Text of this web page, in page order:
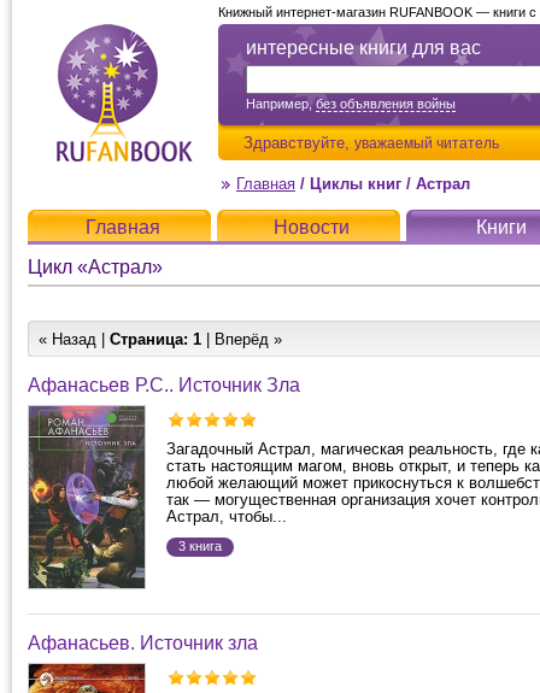
интересные книги для вас
Например,без объявления войны
Здравствуйте, уважаемый читатель
Книжный интернет-магазин RUFANBOOK — книги
Главная / Циклы книг / Астрал
Главная Новости
Книги
Цикл «Астрал»
« Назад | Страница: 1 | Вперёд »
Афанасьев Р.С.. Источник Зла
Загадочный Астрал, магическая реальность, где
стать настоящим магом, вновь открыт, и теперь
любой желающий может прикоснуться к
так — могущественная организация хочет
Астрал, чтобы...
3 книга
Афанасьев. Источник зла